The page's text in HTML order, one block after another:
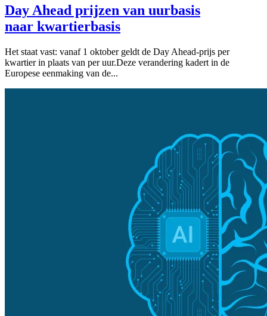
Day Ahead prijzen van uurbasis
naar kwartierbasis
Het staat vast: vanaf 1 oktober geldt de Day Ahead-prijs per
kwartier in plaats van per uur.Deze verandering kadert in de
Europese eenmaking van de...